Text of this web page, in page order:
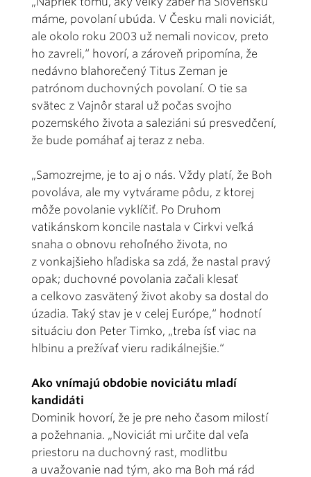
máme, povolaní ubúda. V Česku mali noviciát,
ale okolo roku 2003 už nemali novicov, preto
ho zavreli,“ hovorí, a zároveň pripomína, že
nedávno blahorečený Titus Zeman je
patrónom duchovných povolaní. O tie sa
svätec z Vajnôr staral už počas svojho
pozemského života a saleziáni sú presvedčení,
že bude pomáhať aj teraz z neba.
„Samozrejme, je to aj o nás. Vždy platí, že Boh
povoláva, ale my vytvárame pôdu, z ktorej
môže povolanie vyklíčiť. Po Druhom
vatikánskom koncile nastala v Cirkvi veľká
snaha o obnovu rehoľného života, no
z vonkajšieho hľadiska sa zdá, že nastal pravý
opak; duchovné povolania začali klesať
a celkovo zasvätený život akoby sa dostal do
úzadia. Taký stav je v celej Európe,“ hodnotí
situáciu don Peter Timko, „treba ísť viac na
hlbinu a prežívať vieru radikálnejšie.“
Ako vnímajú obdobie noviciátu mladí
kandidáti
Dominik hovorí, že je pre neho časom milostí
a požehnania. „Noviciát mi určite dal veľa
priestoru na duchovný rast, modlitbu
a uvažovanie nad tým, ako ma Boh má rád